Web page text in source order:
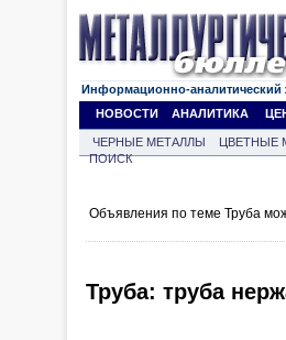
Информационно-аналитический
НОВОСТИ
АНАЛИТИКА
ЧЕРНЫЕ МЕТАЛЛЫ ЦВЕТНЫЕ
ПОИСК
Объявления по теме Труба
Труба: труба